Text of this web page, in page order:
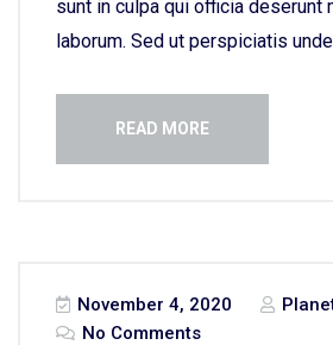
sunt in culpa qui officia deserunt
laborum. Sed ut perspiciatis
READ MORE
November 4, 2020
No Comments